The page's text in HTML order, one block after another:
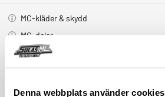
Denna webbplats använder cookies
MC-kläder & skydd
MC-delar
Fordonstillbehör
Streetwear & presenter